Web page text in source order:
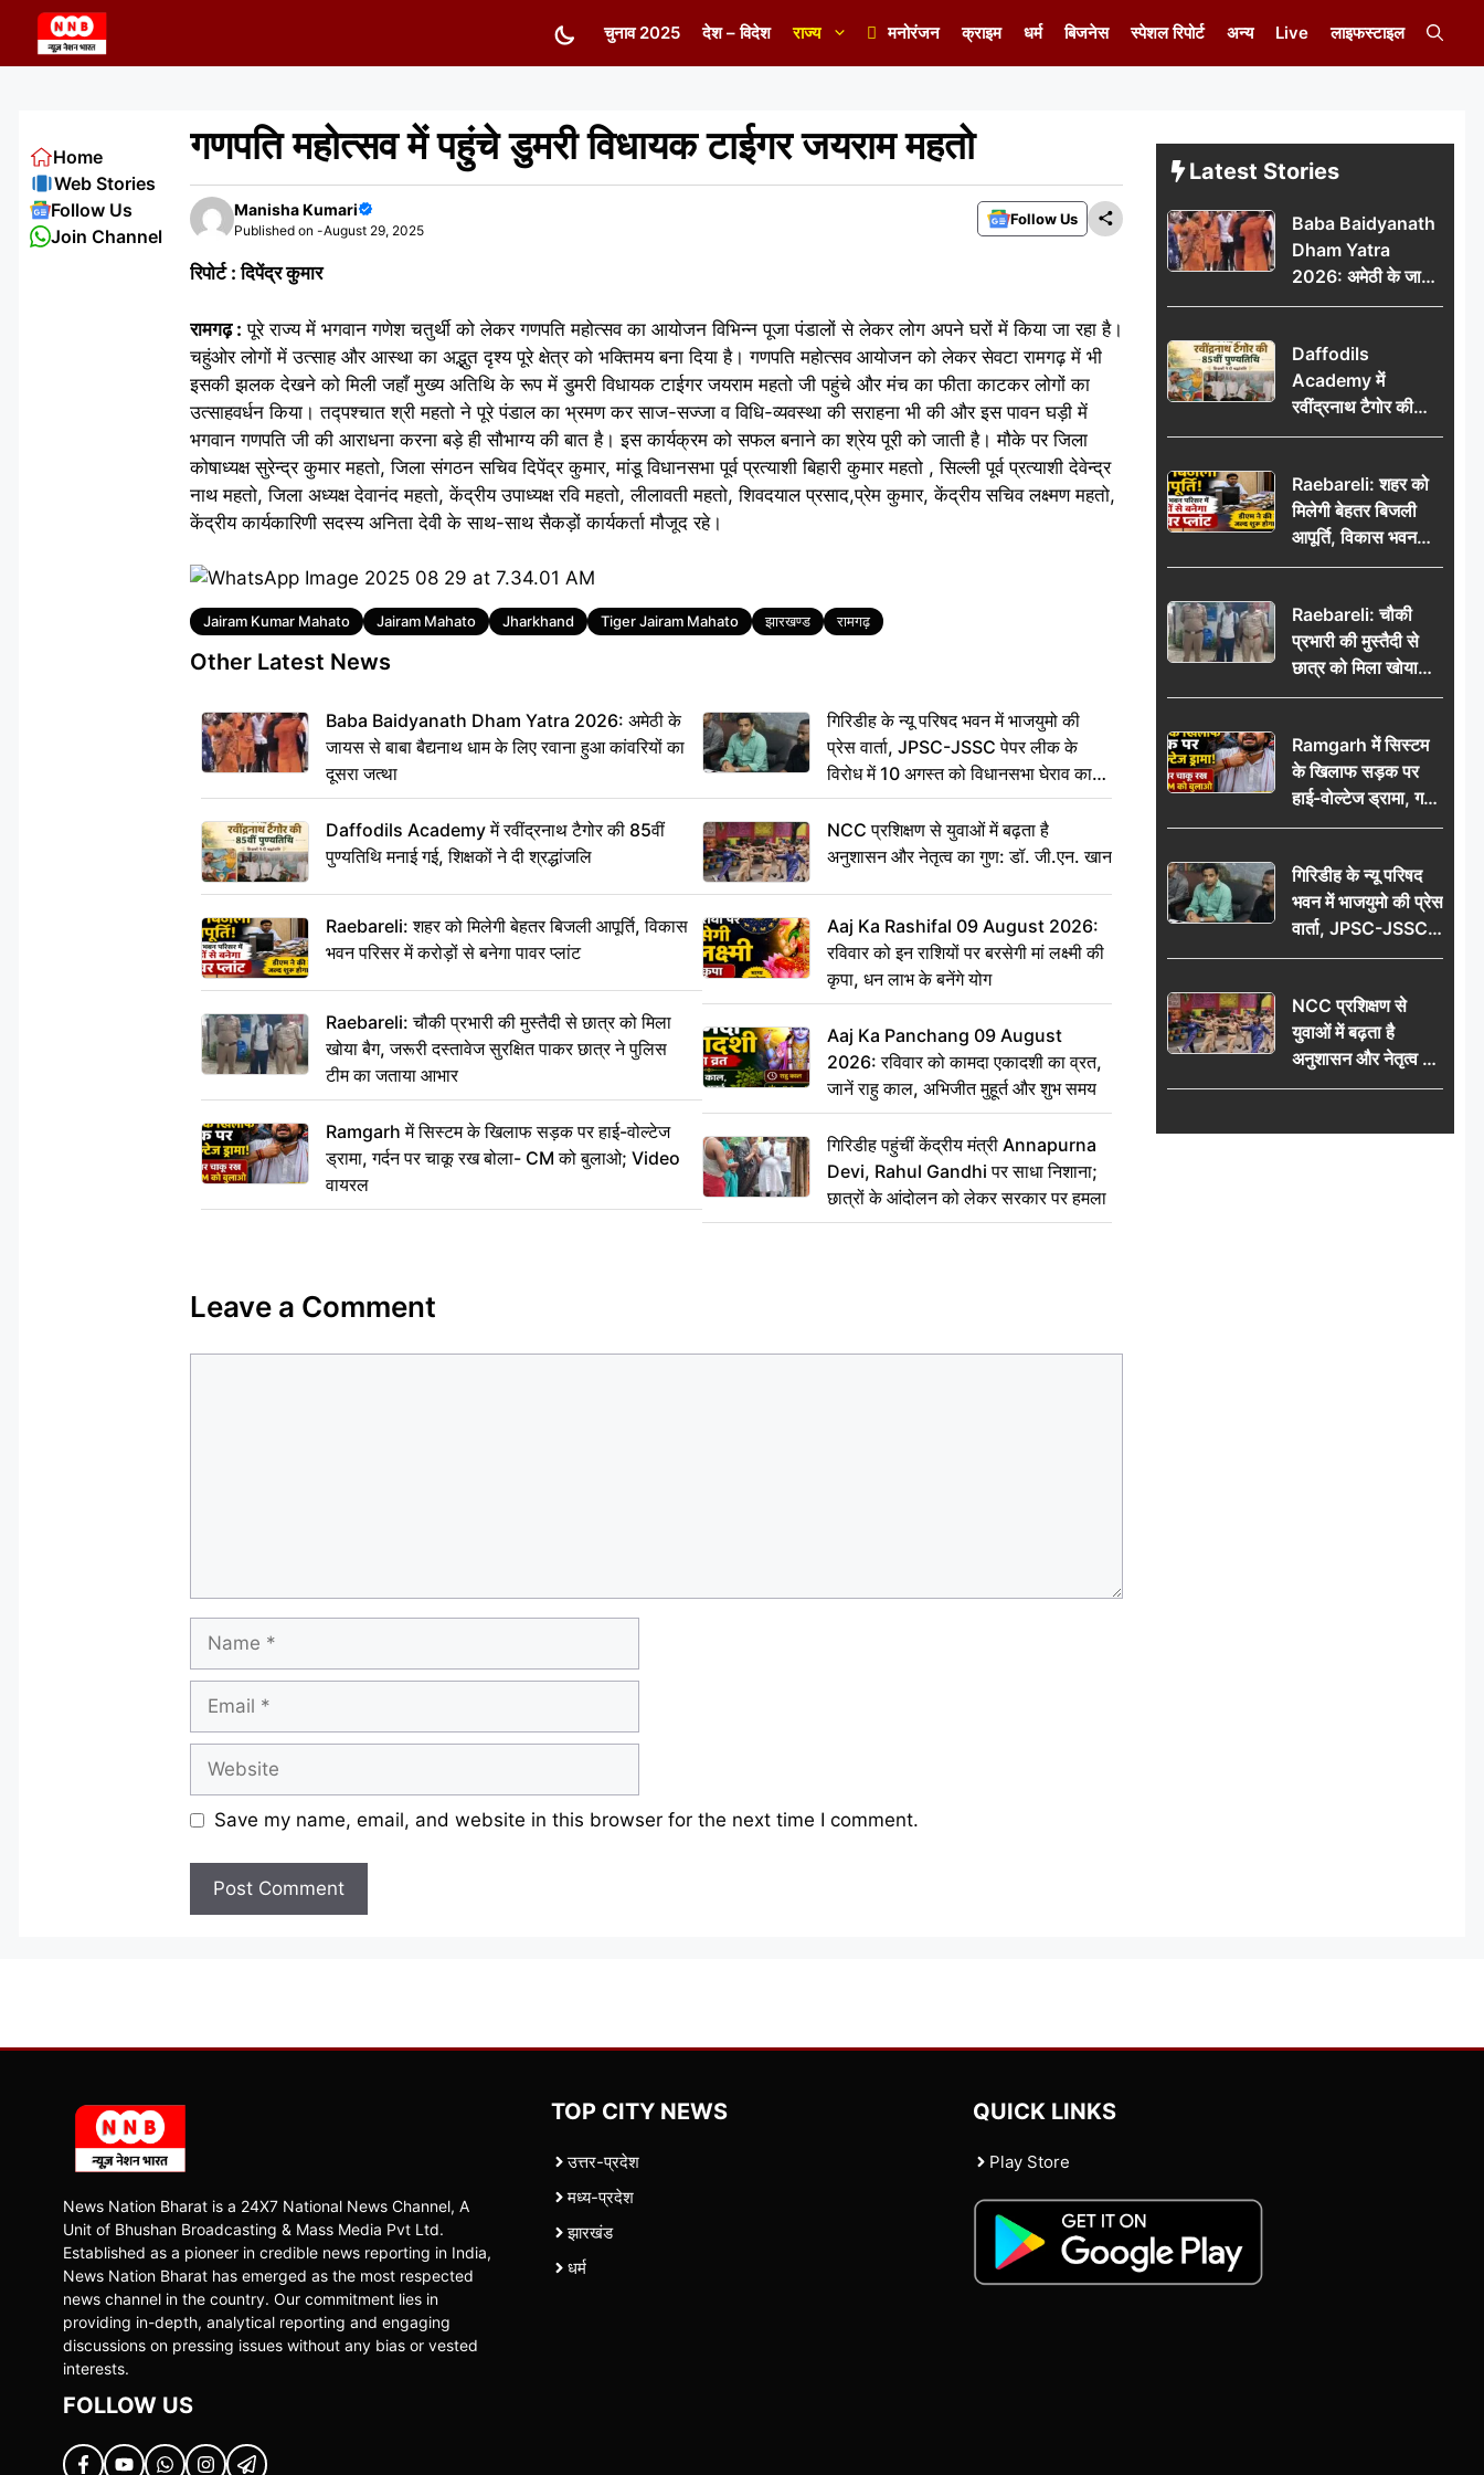
content
चुनाव 2025 देश – विदेश राज्य मनोरंजन क्राइम धर्म बिजनेस स्पेशल रिपोर्ट अन्य Live लाइफस्टाइल
गणपति महोत्सव में पहुंचे डुमरी विधायक टाईगर जयराम महतो
Manisha Kumari
Published on -August 29, 2025
Follow Us
रिपोर्ट : दिपेंद्र कुमार
रामगढ़ : पूरे राज्य में भगवान गणेश चतुर्थी को लेकर गणपति महोत्सव का आयोजन विभिन्न पूजा पंडालों से लेकर लोग अपने घरों में किया जा रहा है।
चहुंओर लोगों में उत्साह और आस्था का अद्भुत दृश्य पूरे क्षेत्र को भक्तिमय बना दिया है। गणपति महोत्सव आयोजन को लेकर सेवटा रामगढ़ में भी
इसकी झलक देखने को मिली जहाँ मुख्य अतिथि के रूप में डुमरी विधायक टाईगर जयराम महतो जी पहुंचे और मंच का फीता काटकर लोगों का
उत्साहवर्धन किया। तद्पश्चात श्री महतो ने पूरे पंडाल का भ्रमण कर साज-सज्जा व विधि-व्यवस्था की सराहना भी की और इस पावन घड़ी में
भगवान गणपति जी की आराधना करना बड़े ही सौभाग्य की बात है। इस कार्यक्रम को सफल बनाने का श्रेय पूरी को जाती है। मौके पर जिला
कोषाध्यक्ष सुरेन्द्र कुमार महतो, जिला संगठन सचिव दिपेंद्र कुमार, मांडू विधानसभा पूर्व प्रत्याशी बिहारी कुमार महतो , सिल्ली पूर्व प्रत्याशी देवेन्द्र
नाथ महतो, जिला अध्यक्ष देवानंद महतो, केंद्रीय उपाध्यक्ष रवि महतो, लीलावती महतो, शिवदयाल प्रसाद,प्रेम कुमार, केंद्रीय सचिव लक्ष्मण महतो,
केंद्रीय कार्यकारिणी सदस्य अनिता देवी के साथ-साथ सैकड़ों कार्यकर्ता मौजूद रहे।
Tags
Jairam Kumar Mahato Jairam Mahato Jharkhand Tiger Jairam Mahato झारखण्ड रामगढ़
Other Latest News
Baba Baidyanath Dham Yatra 2026: अमेठी के
जायस से बाबा बैद्यनाथ धाम के लिए रवाना हुआ कांवरियों का
दूसरा जत्था
Daffodils Academy में रवींद्रनाथ टैगोर की 85वीं
पुण्यतिथि मनाई गई, शिक्षकों ने दी श्रद्धांजलि
Raebareli: शहर को मिलेगी बेहतर बिजली आपूर्ति, विकास
भवन परिसर में करोड़ों से बनेगा पावर प्लांट
Raebareli: चौकी प्रभारी की मुस्तैदी से छात्र को मिला
खोया बैग, जरूरी दस्तावेज सुरक्षित पाकर छात्र ने पुलिस
टीम का जताया आभार
Ramgarh में सिस्टम के खिलाफ सड़क पर हाई-वोल्टेज
ड्रामा, गर्दन पर चाकू रख बोला- CM को बुलाओ; Video
वायरल
गिरिडीह के न्यू परिषद भवन में भाजयुमो की
प्रेस वार्ता, JPSC-JSSC पेपर लीक के
विरोध में 10 अगस्त को विधानसभा घेराव का
ऐलान
NCC प्रशिक्षण से युवाओं में बढ़ता है
अनुशासन और नेतृत्व का गुण: डॉ. जी.एन. खान
Aaj Ka Rashifal 09 August 2026:
रविवार को इन राशियों पर बरसेगी मां लक्ष्मी की
कृपा, धन लाभ के बनेंगे योग
Aaj Ka Panchang 09 August
2026: रविवार को कामदा एकादशी का व्रत,
जानें राहु काल, अभिजीत मुहूर्त और शुभ समय
गिरिडीह पहुंचीं केंद्रीय मंत्री Annapurna
Devi, Rahul Gandhi पर साधा निशाना;
छात्रों के आंदोलन को लेकर सरकार पर हमला
Leave a Comment
Name
Email
Website
Save my name, email, and website in this browser for the next time I comment.
Home
Web Stories
Follow Us
Join Channel
Latest Stories
Baba Baidyanath
Dham Yatra
2026: अमेठी के जायस
से बाबा बैद्यनाथ धाम के
का दूसरा जत्था
Daffodils
Academy में
रवींद्रनाथ टैगोर की
85वीं पुण्यतिथि मनाई
श्रद्धांजलि
Raebareli: शहर को
मिलेगी बेहतर बिजली
आपूर्ति, विकास भवन
परिसर में करोड़ों से
Raebareli: चौकी
प्रभारी की मुस्तैदी से
छात्र को मिला खोया
बैग, जरूरी दस्तावेज
पुलिस टीम का जताया
आभार
Ramgarh में सिस्टम
के खिलाफ सड़क पर
हाई-वोल्टेज ड्रामा, गर्दन
पर चाकू रख बोला- CM
वायरल
गिरिडीह के न्यू परिषद
भवन में भाजयुमो की प्रेस
वार्ता, JPSC-JSSC
पेपर लीक के विरोध में
विधानसभा घेराव का
ऐलान
NCC प्रशिक्षण से
युवाओं में बढ़ता है
अनुशासन और नेतृत्व का
गुण: डॉ. जी.एन. खान
News Nation Bharat is a 24X7 National News Channel, A
Unit of Bhushan Broadcasting & Mass Media Pvt Ltd.
Established as a pioneer in credible news reporting in India,
News Nation Bharat has emerged as the most respected
news channel in the country. Our commitment lies in
providing in-depth, analytical reporting and engaging
discussions on pressing issues without any bias or vested
interests.
FOLLOW US
TOP CITY NEWS
उत्तर-प्रदेश
मध्य-प्रदेश
झारखंड
धर्म
QUICK LINKS
Play Store